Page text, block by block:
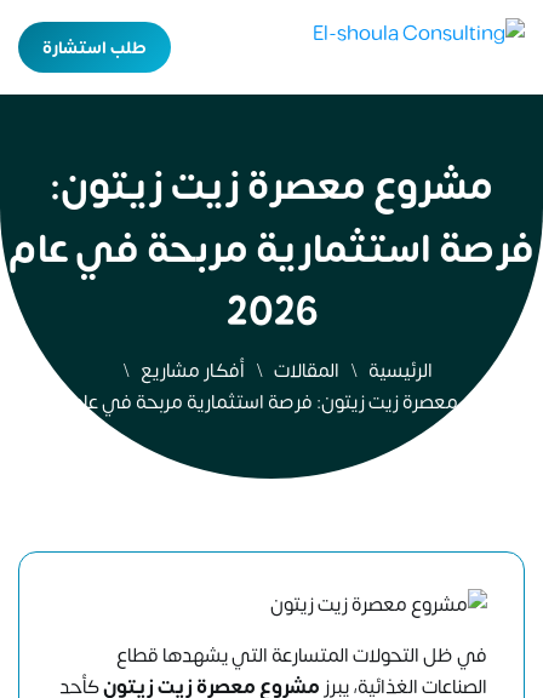
طلب استشارة
مشروع معصرة زيت زيتون:
فرصة استثمارية مربحة في عام
2026
الرئيسية المقالات
أفكار مشاريع
مشروع معصرة زيت زيتون: فرصة استثمارية مربحة في عام 2026
في ظل التحولات المتسارعة التي يشهدها قطاع
الصناعات الغذائية، يبرزمشروع معصرة زيت زيتونكأحد